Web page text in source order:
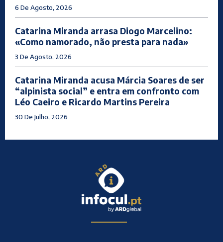
6 De Agosto, 2026
Catarina Miranda arrasa Diogo Marcelino:
«Como namorado, não presta para nada»
3 De Agosto, 2026
Catarina Miranda acusa Márcia Soares de ser
“alpinista social” e entra em confronto com
Léo Caeiro e Ricardo Martins Pereira
30 De Julho, 2026